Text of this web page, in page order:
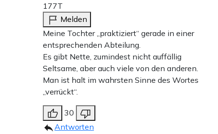
177T
Melden
Meine Tochter „praktiziert“ gerade in einer
entsprechenden Abteilung.
Es gibt Nette, zumindest nicht auffällig
Seltsame, aber auch viele von den anderen.
Man ist halt im wahrsten Sinne des Wortes
„verrückt“.
30
Antworten